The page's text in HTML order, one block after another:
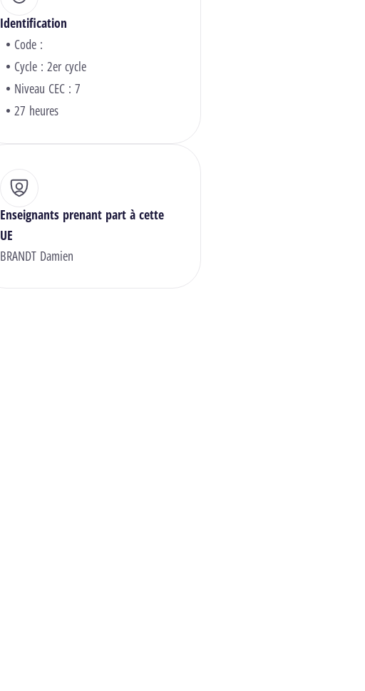
Identification
Code :
Cycle : 2er cycle
Niveau CEC : 7
27 heures
Enseignants prenant part à cette
UE
BRANDT Damien